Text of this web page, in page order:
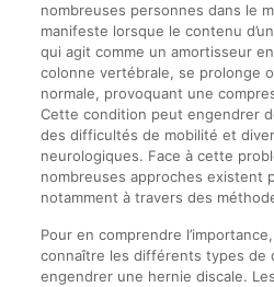
nombreuses personnes dans le
manifeste lorsque le contenu
qui agit comme un amortisseur
colonne vertébrale, se prolonge
normale, provoquant une
Cette condition peut engendrer
des difficultés de mobilité et
neurologiques. Face à cette
nombreuses approches existent
notamment à travers des
Pour en comprendre
connaître les différents types de
engendrer une hernie discale.